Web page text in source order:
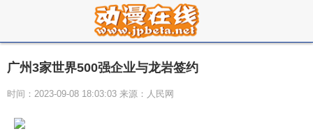
广州3家世界500强企业与龙岩签约
时间：2023-09-08 18:03:03 来源：人民网